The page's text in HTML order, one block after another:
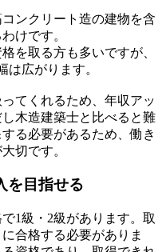
ンクリート造の建物を含
けです。
を取る方も多いですが、
は広がります。
てくれるため、年収アッ
木造建築士と比べると難
る必要があるため、働き
切です。
を目指せる
1級・2級があります。取
合格する必要がありま